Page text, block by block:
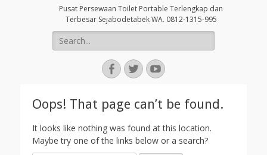
Pusat Persewaan Toilet Portable Terlengkap dan
Terbesar Sejabodetabek WA. 0812-1315-995
Search
for:
Facebook
TwitterYouTube
Oops! That page can’t be found.
It looks like nothing was found at this location.
Maybe try one of the links below or a search?